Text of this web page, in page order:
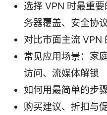
选择 VPN 时最重
务器覆盖、安全协
对比市面主流 VPN
常见应用场景：家
访问、流媒体解锁
如何用最简单的步
购买建议、折扣与